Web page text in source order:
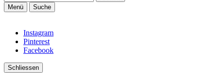
Menü Suche
Instagram
Pinterest
Facebook
Schliessen